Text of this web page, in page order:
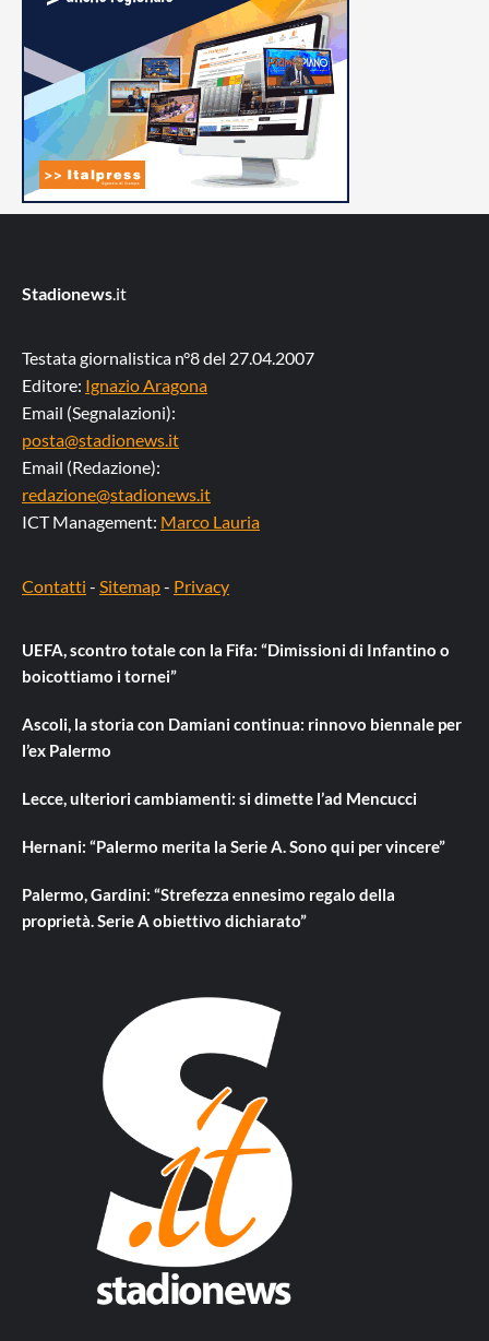
Stadionews .it
Testata giornalistica n°8 del 27.04.2007
Editore: Ignazio Aragona
Email (Segnalazioni):
posta@stadionews.it
Email (Redazione):
redazione@stadionews.it
ICT Management: Marco Lauria
Contatti - Sitemap- Privacy
UEFA, scontro totale con la Fifa: “Dimissioni di Infantino o
boicottiamo i tornei”
Ascoli, la storia con Damiani continua: rinnovo biennale per
l’ex Palermo
Lecce, ulteriori cambiamenti: si dimette l’ad Mencucci
Hernani: “Palermo merita la Serie A. Sono qui per vincere”
Palermo, Gardini: “Strefezza ennesimo regalo della
proprietà. Serie A obiettivo dichiarato”